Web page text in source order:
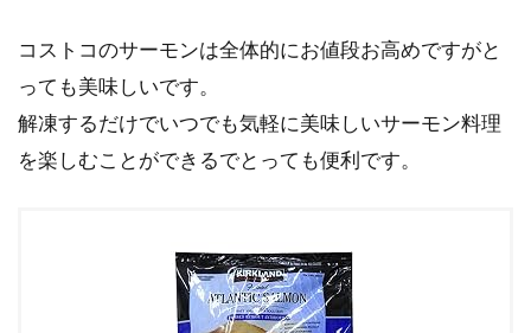
コストコのサーモンは全体的にお値段お高めですがと
っても美味しいです。
解凍するだけでいつでも気軽に美味しいサーモン料理
を楽しむことができるでとっても便利です。